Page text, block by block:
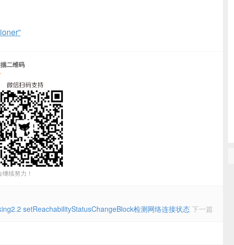
二维码
续努力！
setReachabilityStatusChangeBlock检测网络连接状态 下一篇